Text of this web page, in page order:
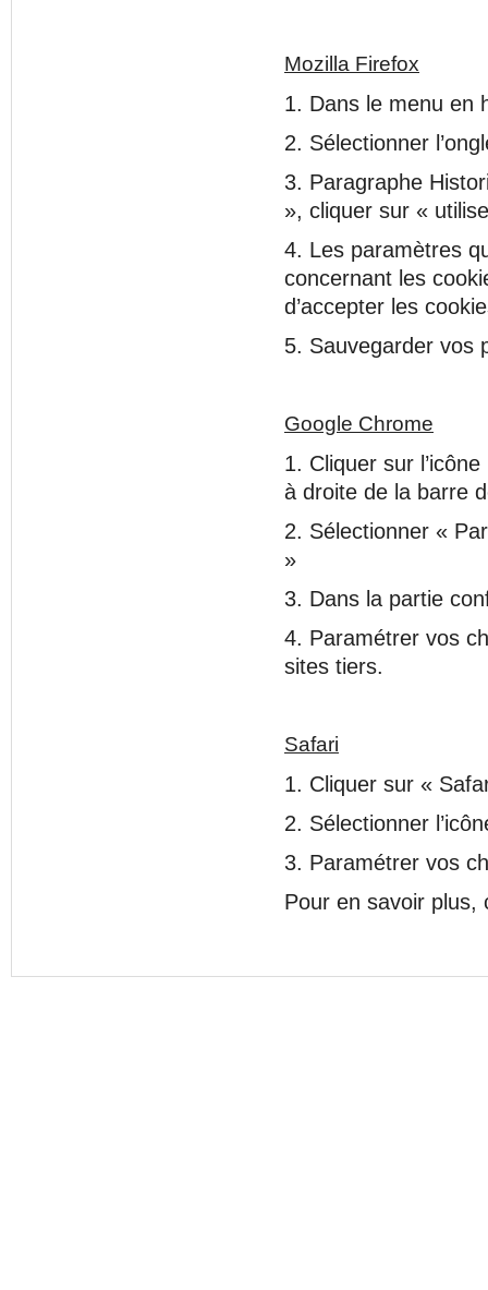
Mozilla Firefox
1. Dans le menu en
2. Sélectionner
3. Paragraphe
», cliquer sur «
4. Les paramètres
concernant les
d’accepter les
5. Sauvegarder vos
Google Chrome
1. Cliquer sur
à droite de la barre
2. Sélectionner «
»
3. Dans la partie
4. Paramétrer vos
sites tiers.
Safari
1. Cliquer sur «
2. Sélectionner
3. Paramétrer vos
Pour en savoir plus,